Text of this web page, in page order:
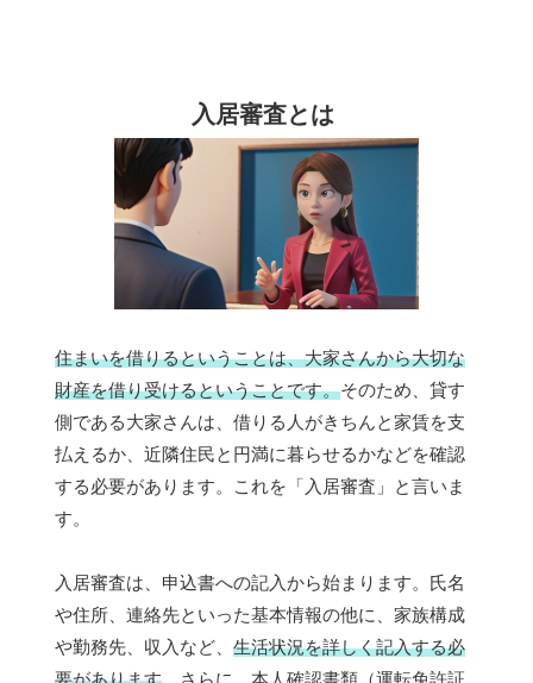
入居審査とは
住まいを借りるということは、大家さんから大切な
財産を借り受けるということです。そのため、貸す
側である大家さんは、借りる人がきちんと家賃を支
払えるか、近隣住民と円満に暮らせるかなどを確認
する必要があります。これを「入居審査」と言いま
す。
入居審査は、申込書への記入から始まります。氏名
や住所、連絡先といった基本情報の他に、家族構成
や勤務先、収入など、 生活状況を詳しく記入する必
要があります。さらに、本人確認書類（運転免許証